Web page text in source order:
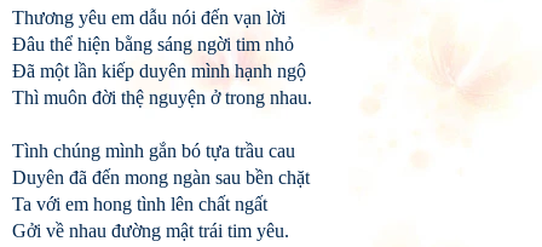
Thương yêu em dẫu nói đến vạn lời
Đâu thể hiện bằng sáng ngời tim nhỏ
Đã một lần kiếp duyên mình hạnh ngộ
Thì muôn đời thệ nguyện ở trong nhau.
Tình chúng mình gắn bó tựa trầu cau
Duyên đã đến mong ngàn sau bền chặt
Ta với em hong tình lên chất ngất
Gởi về nhau đường mật trái tim yêu.